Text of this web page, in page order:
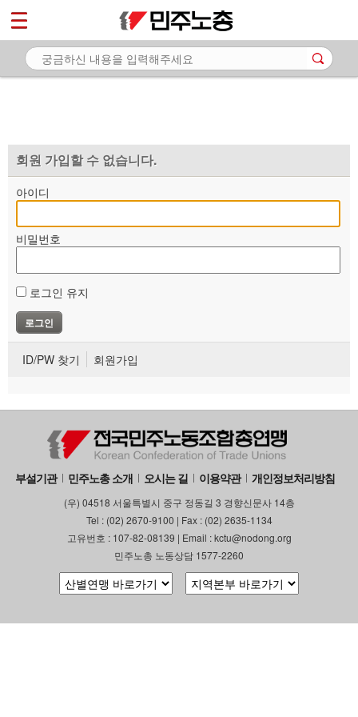
회원 가입할 수 없습니다.
아이디
비밀번호
로그인 유지
ID/PW 찾기 회원가입
부설기관 민주노총 소개 오시는 길 이용약관 개인정보처리방침
(우) 04518 서울특별시 중구 정동길 3 경향신문사 14층
Tel : (02) 2670-9100 | Fax : (02) 2635-1134
고유번호 : 107-82-08139 | Email : kctu@nodong.org
민주노총 노동상담 1577-2260
마이페이지
소개
자료
부설기관